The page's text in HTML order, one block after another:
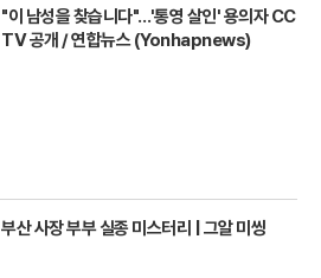
"이 남성을 찾습니다"…'통영 살인' 용의자 CC
TV 공개 / 연합뉴스 (Yonhapnews)
부산 사장 부부 실종 미스터리 | 그알 미씽